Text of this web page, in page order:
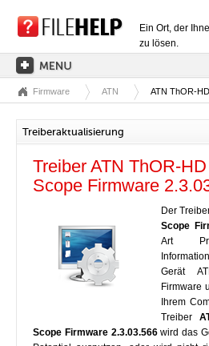
Ein Ort, der
zu lösen.
HAUPTSEITE
EXTENSIONSKATEGORIEN
DLL-DATEIEN
DATEIKONVERTIERUNGEN
PROGRAMME
Firmware ATN ATN ThOR-
Treiberaktualisierung
Treiber ATN ThOR-
Scope Firmware
Der
Scope
Art
Gerät
Firmware
Ihrem
Treiber
Scope Firmware 2.3.03.566wird das